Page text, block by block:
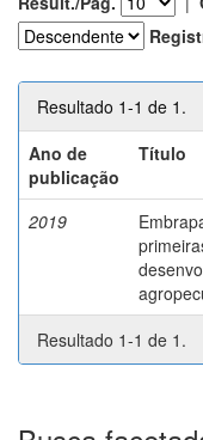
Resultado 1-1 de 1.
Ano de
publicação
Título
2019
Resultado 1-1 de 1.